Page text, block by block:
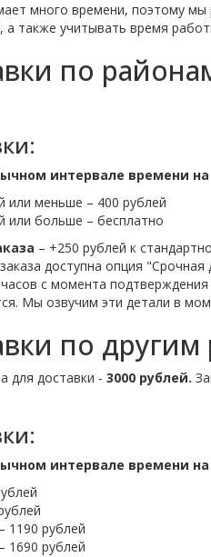
много времени, поэтому
а также учитывать время
по
интервале времени
или меньше – 400 рублей
или больше – бесплатно
– +250 рублей к
доступна опция
с момента
Мы озвучим эти детали в
по
для доставки - 3000 рублей.
интервале времени
рублей
рублей